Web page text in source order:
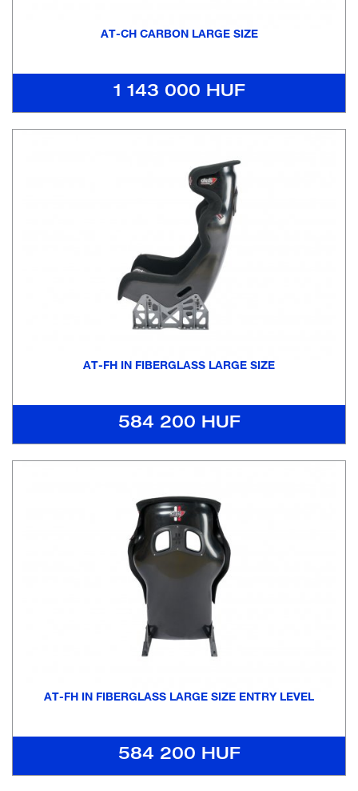
AT-CH CARBON LARGE SIZE
1 143 000 HUF
AT-FH IN FIBERGLASS LARGE SIZE
584 200 HUF
AT-FH IN FIBERGLASS LARGE SIZE ENTRY LEVEL
584 200 HUF